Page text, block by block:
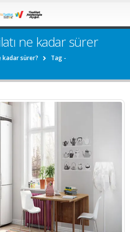
ne kadar sürer
sürer?
Tag -